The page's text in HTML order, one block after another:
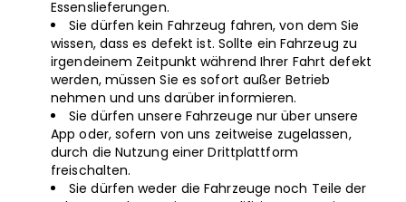
Essenslieferungen.
Sie dürfen kein Fahrzeug fahren, von dem Sie
wissen, dass es defekt ist. Sollte ein Fahrzeug zu
irgendeinem Zeitpunkt während Ihrer Fahrt defekt
werden, müssen Sie es sofort außer Betrieb
nehmen und uns darüber informieren.
Sie dürfen unsere Fahrzeuge nur über unsere
App oder, sofern von uns zeitweise zugelassen,
durch die Nutzung einer Drittplattform
freischalten.
Sie dürfen weder die Fahrzeuge noch Teile der